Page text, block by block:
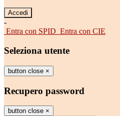
-
Entra con SPID Entra con CIE
Seleziona utente
button close ×
Recupero password
button close ×